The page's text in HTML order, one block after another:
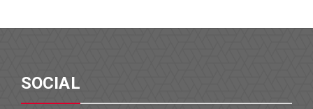
SOCIAL